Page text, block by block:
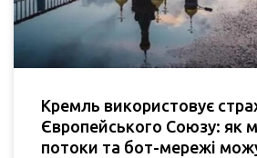
Кремль використовує
Європейського Союзу: як
потоки та бот-мережі